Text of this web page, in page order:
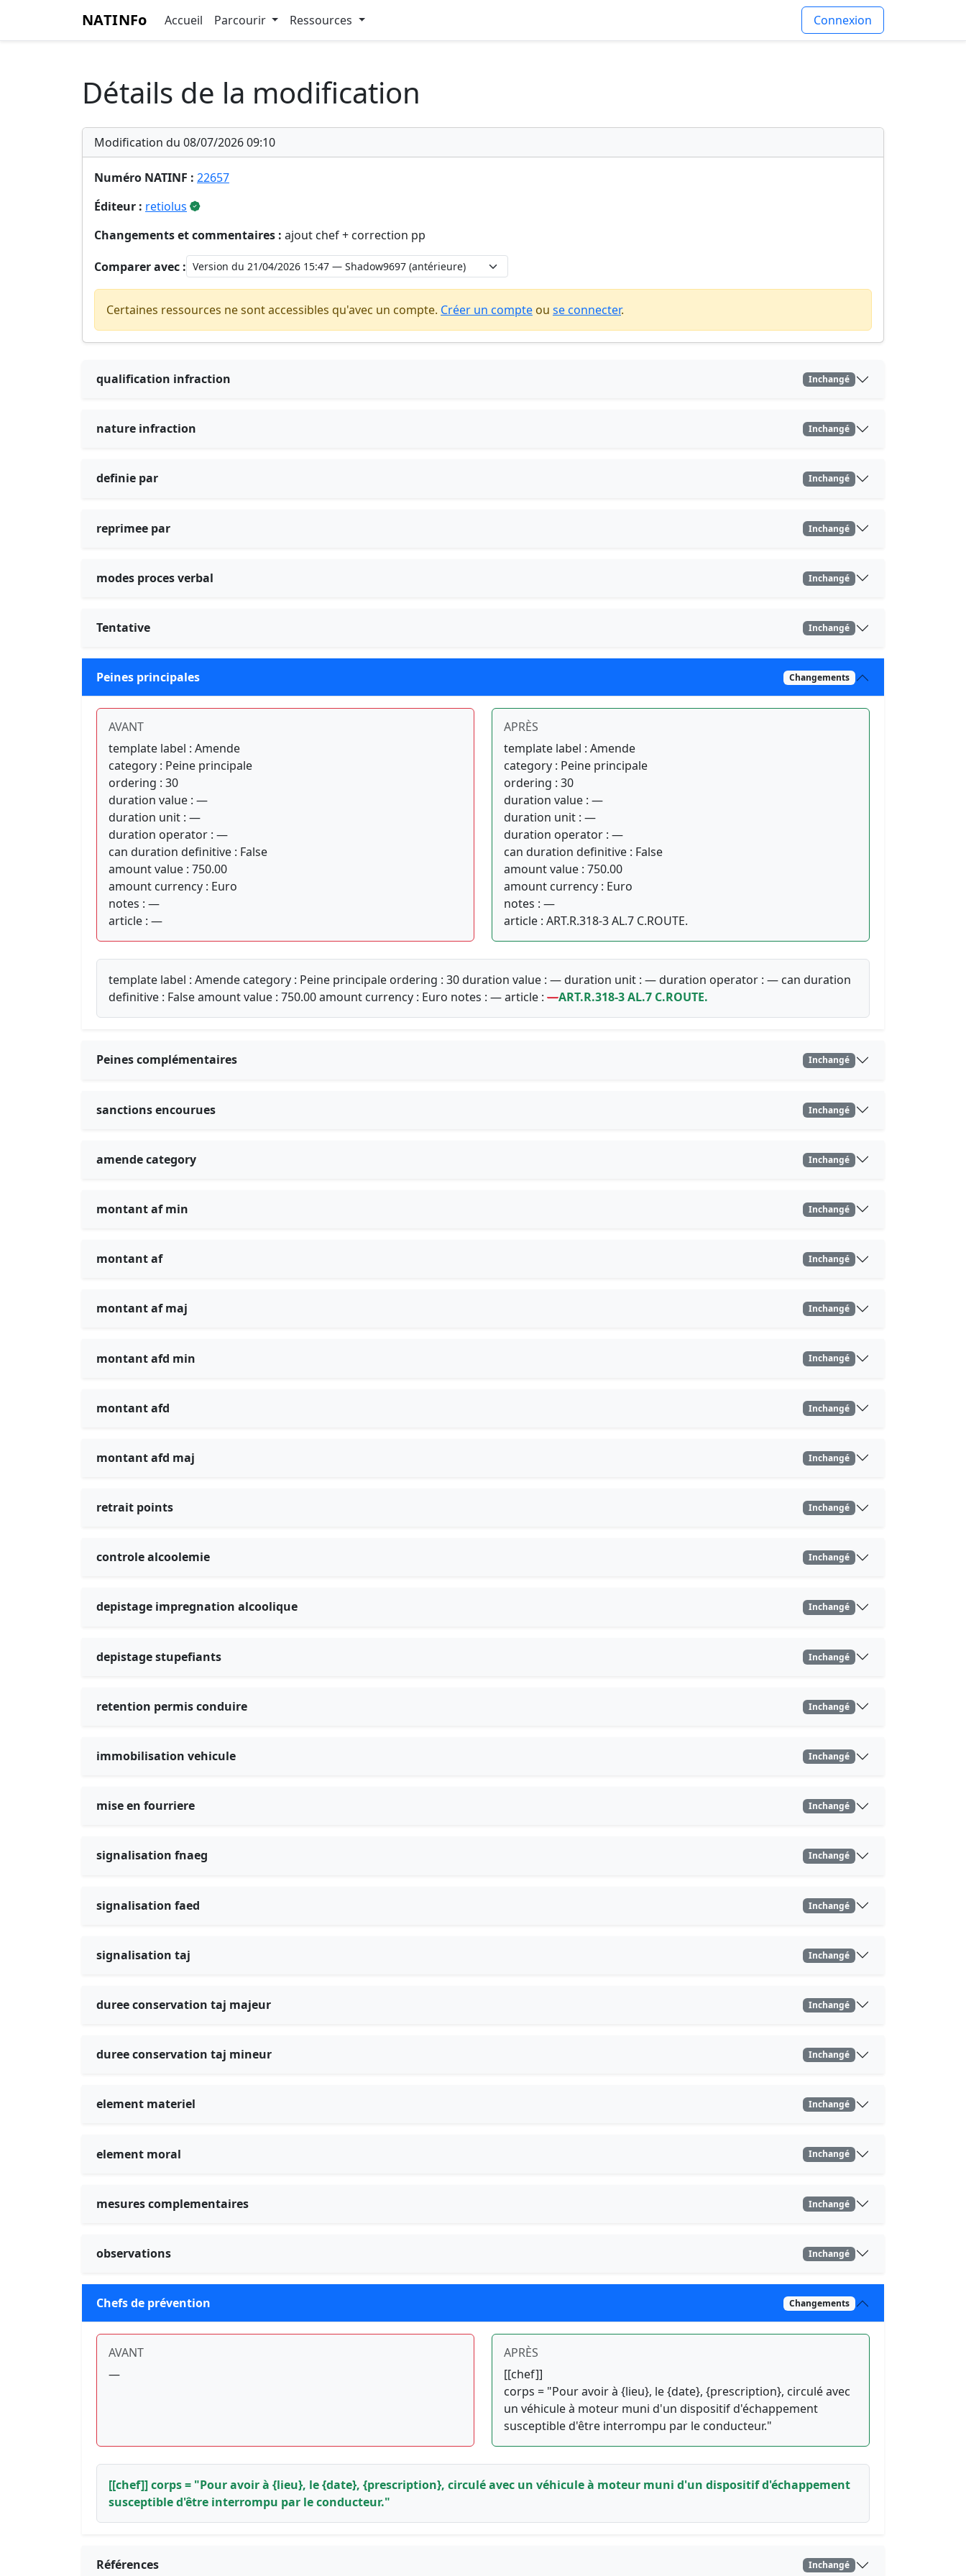
NATINFo Accueil Parcourir Ressources Connexion
Détails de la modification
Modification du 08/07/2026 09:10
Numéro NATINF : 22657
Éditeur : retiolus
Changements et commentaires : ajout chef + correction pp
Comparer avec :
Certaines ressources ne sont accessibles qu'avec un compte. Créer un compte ou se connecter.
qualification infraction Inchangé
nature infraction Inchangé
definie par Inchangé
reprimee par Inchangé
modes proces verbal Inchangé
Tentative Inchangé
Peines principales Changements
AVANT
template label : Amende
category : Peine principale
ordering : 30
duration value : —
duration unit : —
duration operator : —
can duration definitive : False
amount value : 750.00
amount currency : Euro
notes : —
article : —
APRÈS
template label : Amende
category : Peine principale
ordering : 30
duration value : —
duration unit : —
duration operator : —
can duration definitive : False
amount value : 750.00
amount currency : Euro
notes : —
article : ART.R.318-3 AL.7 C.ROUTE.
template label : Amende category : Peine principale ordering : 30 duration value : — duration unit : — duration operator : — can duration
definitive : False amount value : 750.00 amount currency : Euro notes : — article : —ART.R.318-3 AL.7 C.ROUTE.
Peines complémentaires Inchangé
sanctions encourues Inchangé
amende category Inchangé
montant af min Inchangé
montant af Inchangé
montant af maj Inchangé
montant afd min Inchangé
montant afd Inchangé
montant afd maj Inchangé
retrait points Inchangé
controle alcoolemie Inchangé
depistage impregnation alcoolique Inchangé
depistage stupefiants Inchangé
retention permis conduire Inchangé
immobilisation vehicule Inchangé
mise en fourriere Inchangé
signalisation fnaeg Inchangé
signalisation faed Inchangé
signalisation taj Inchangé
duree conservation taj majeur Inchangé
duree conservation taj mineur Inchangé
element materiel Inchangé
element moral Inchangé
mesures complementaires Inchangé
observations Inchangé
Chefs de prévention Changements
AVANT
—
APRÈS
[[chef]]
corps = "Pour avoir à {lieu}, le {date}, {prescription}, circulé avec
un véhicule à moteur muni d'un dispositif d'échappement
susceptible d'être interrompu par le conducteur."
[[chef]] corps = "Pour avoir à {lieu}, le {date}, {prescription}, circulé avec un véhicule à moteur muni d'un dispositif d'échappement
susceptible d'être interrompu par le conducteur."
Références Inchangé